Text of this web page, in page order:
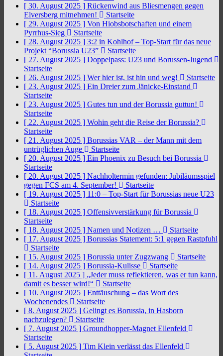
[ 30. August 2025 ] Rückenwind aus Bliesmengen gegen
Elversberg mitnehmen!
Startseite
[ 29. August 2025 ] Von Hiobsbotschaften und einem
Pyrrhus-Sieg
Startseite
[ 28. August 2025 ] 3:2 in Kohlhof – Top-Start für das neue
Projekt “Borussia U23”
Startseite
[ 27. August 2025 ] Doppelpass: U23 und Borussen-Jugend
Startseite
[ 26. August 2025 ] Wer hier ist, ist hin und weg!
Startseite
[ 23. August 2025 ] Ein Dreier zum Jänicke-Einstand
Startseite
[ 23. August 2025 ] Gutes tun und der Borussia guttun!
Startseite
[ 22. August 2025 ] Wohin geht die Reise der Borussia?
Startseite
[ 21. August 2025 ] Borussias VAR – der Mann mit dem
untrüglichen Auge
Startseite
[ 20. August 2025 ] Ein Phoenix zu Besuch bei Borussia
Startseite
[ 20. August 2025 ] Nachholtermin gefunden: Jubiläumsspiel
gegen FCS am 4. September!
Startseite
[ 19. August 2025 ] 11:0 – Top-Start für Borussias neue U23
Startseite
[ 18. August 2025 ] Offensivverstärkung für Borussia
Startseite
[ 18. August 2025 ] Namen und Notizen …
Startseite
[ 17. August 2025 ] Borussias Statement: 5:1 gegen Rastpfuhl
Startseite
[ 15. August 2025 ] Borussia unter Zugzwang
Startseite
[ 14. August 2025 ] Borussia-Kulisse
Startseite
[ 11. August 2025 ] „Jeder muss reflektieren, was er tun kann,
damit es besser wird!“
Startseite
[ 10. August 2025 ] Enttäuschung – das Wort des
Wochenendes
Startseite
[ 8. August 2025 ] Gelingt es Borussia, in Hasborn
nachzulegen?
Startseite
[ 7. August 2025 ] Groundhopper-Magnet Ellenfeld
Startseite
[ 5. August 2025 ] Tim Klein verlässt das Ellenfeld